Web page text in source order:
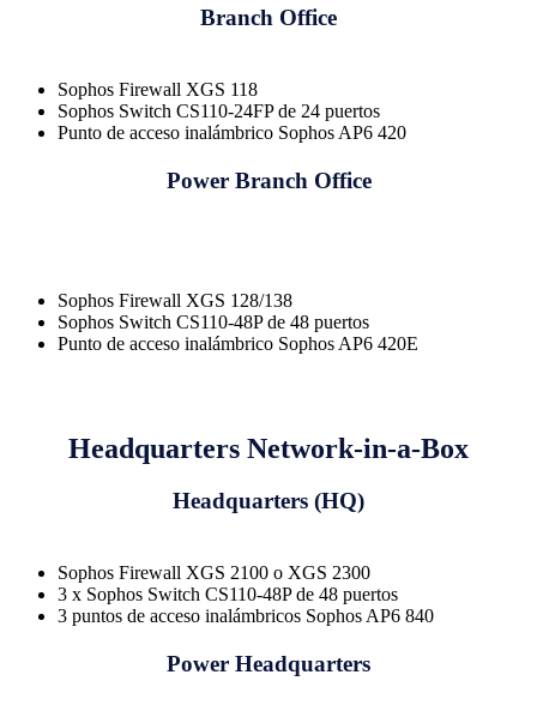
Branch Office
Sophos Firewall XGS 118
Sophos Switch CS110-24FP de 24 puertos
Punto de acceso inalámbrico Sophos AP6 420
Power Branch Office
Sophos Firewall XGS 128/138
Sophos Switch CS110-48P de 48 puertos
Punto de acceso inalámbrico Sophos AP6 420E
Headquarters Network-in-a-Box
Headquarters (HQ)
Sophos Firewall XGS 2100 o XGS 2300
3 x Sophos Switch CS110-48P de 48 puertos
3 puntos de acceso inalámbricos Sophos AP6 840
Power Headquarters